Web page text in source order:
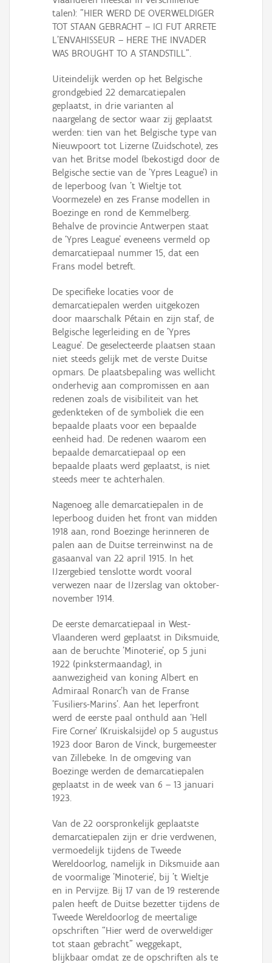
talen): "HIER WERD DE OVERWELDIGER
TOT STAAN GEBRACHT – ICI FUT ARRETE
L’ENVAHISSEUR – HERE THE INVADER
WAS BROUGHT TO A STANDSTILL".
Uiteindelijk werden op het Belgische
grondgebied 22 demarcatiepalen
geplaatst, in drie varianten al
naargelang de sector waar zij geplaatst
werden: tien van het Belgische type van
Nieuwpoort tot Lizerne (Zuidschote), zes
van het Britse model (bekostigd door de
Belgische sectie van de 'Ypres League') in
de Ieperboog (van ’t Wieltje tot
Voormezele) en zes Franse modellen in
Boezinge en rond de Kemmelberg.
Behalve de provincie Antwerpen staat
de ‘Ypres League’ eveneens vermeld op
demarcatiepaal nummer 15, dat een
Frans model betreft.
De specifieke locaties voor de
demarcatiepalen werden uitgekozen
door maarschalk Pétain en zijn staf, de
Belgische legerleiding en de 'Ypres
League'. De geselecteerde plaatsen staan
niet steeds gelijk met de verste Duitse
opmars. De plaatsbepaling was wellicht
onderhevig aan compromissen en aan
redenen zoals de visibiliteit van het
gedenkteken of de symboliek die een
bepaalde plaats voor een bepaalde
eenheid had. De redenen waarom een
bepaalde demarcatiepaal op een
bepaalde plaats werd geplaatst, is niet
steeds meer te achterhalen.
Nagenoeg alle demarcatiepalen in de
Ieperboog duiden het front van midden
1918 aan, rond Boezinge herinneren de
palen aan de Duitse terreinwinst na de
gasaanval van 22 april 1915. In het
IJzergebied tenslotte wordt vooral
verwezen naar de IJzerslag van oktober-
november 1914.
De eerste demarcatiepaal in West-
Vlaanderen werd geplaatst in Diksmuide,
aan de beruchte 'Minoterie', op 5 juni
1922 (pinkstermaandag), in
aanwezigheid van koning Albert en
Admiraal Ronarc’h van de Franse
'Fusiliers-Marins'. Aan het Ieperfront
werd de eerste paal onthuld aan ‘Hell
Fire Corner’ (Kruiskalsijde) op 5 augustus
1923 door Baron de Vinck, burgemeester
van Zillebeke. In de omgeving van
Boezinge werden de demarcatiepalen
geplaatst in de week van 6 – 13 januari
1923.
Van de 22 oorspronkelijk geplaatste
demarcatiepalen zijn er drie verdwenen,
vermoedelijk tijdens de Tweede
Wereldoorlog, namelijk in Diksmuide aan
de voormalige 'Minoterie', bij ’t Wieltje
en in Pervijze. Bij 17 van de 19 resterende
palen heeft de Duitse bezetter tijdens de
Tweede Wereldoorlog de meertalige
opschriften “Hier werd de overweldiger
tot staan gebracht” weggekapt,
blijkbaar omdat ze de opschriften als te